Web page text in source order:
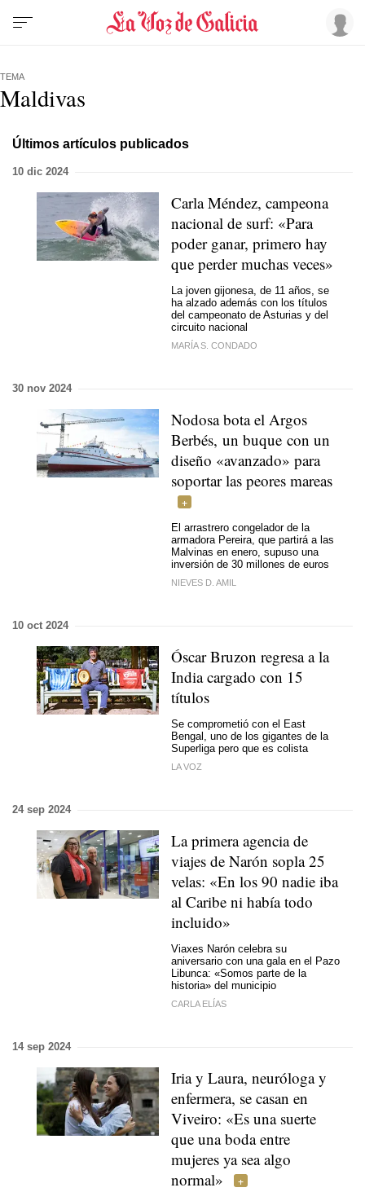
TEMA
Maldivas
Últimos artículos publicados
10 dic 2024
Carla Méndez, campeona
nacional de surf: «Para
poder ganar, primero hay
que perder muchas veces»
La joven gijonesa, de 11 años, se
ha alzado además con los títulos
del campeonato de Asturias y del
circuito nacional
MARÍA S. CONDADO
30 nov 2024
Nodosa bota el Argos
Berbés, un buque con un
diseño «avanzado» para
soportar las peores mareas
El arrastrero congelador de la
armadora Pereira, que partirá a las
Malvinas en enero, supuso una
inversión de 30 millones de euros
NIEVES D. AMIL
10 oct 2024
Óscar Bruzon regresa a la
India cargado con 15
títulos
Se comprometió con el East
Bengal, uno de los gigantes de la
Superliga pero que es colista
LA VOZ
24 sep 2024
La primera agencia de
viajes de Narón sopla 25
velas: «En los 90 nadie iba
al Caribe ni había todo
incluido»
Viaxes Narón celebra su
aniversario con una gala en el Pazo
Libunca: «Somos parte de la
historia» del municipio
CARLA ELÍAS
14 sep 2024
Iria y Laura, neuróloga y
enfermera, se casan en
Viveiro: «Es una suerte
que una boda entre
mujeres ya sea algo
normal»